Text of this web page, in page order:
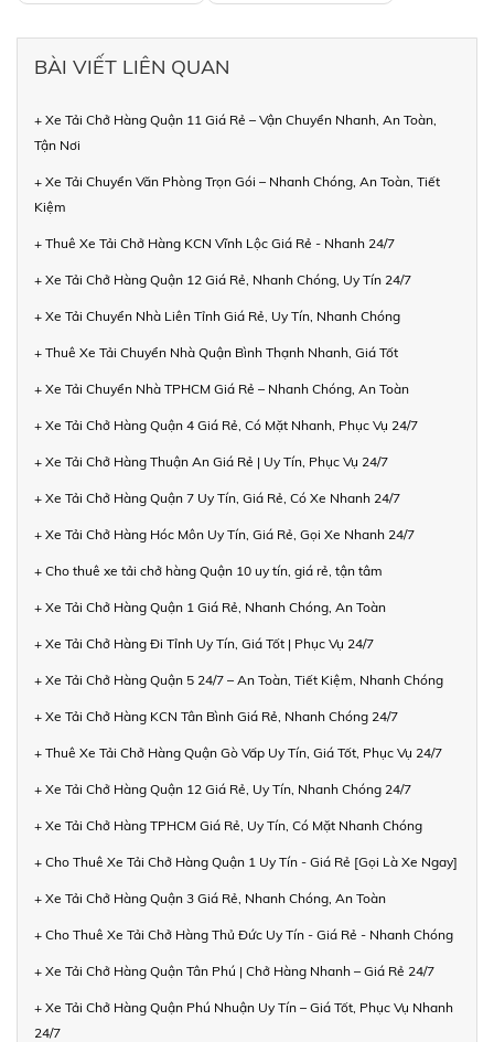
BÀI VIẾT LIÊN QUAN
+ Xe Tải Chở Hàng Quận 11 Giá Rẻ – Vận Chuyển Nhanh, An Toàn,
Tận Nơi
+ Xe Tải Chuyển Văn Phòng Trọn Gói – Nhanh Chóng, An Toàn, Tiết
Kiệm
+ Thuê Xe Tải Chở Hàng KCN Vĩnh Lộc Giá Rẻ - Nhanh 24/7
+ Xe Tải Chở Hàng Quận 12 Giá Rẻ, Nhanh Chóng, Uy Tín 24/7
+ Xe Tải Chuyển Nhà Liên Tỉnh Giá Rẻ, Uy Tín, Nhanh Chóng
+ Thuê Xe Tải Chuyển Nhà Quận Bình Thạnh Nhanh, Giá Tốt
+ Xe Tải Chuyển Nhà TPHCM Giá Rẻ – Nhanh Chóng, An Toàn
+ Xe Tải Chở Hàng Quận 4 Giá Rẻ, Có Mặt Nhanh, Phục Vụ 24/7
+ Xe Tải Chở Hàng Thuận An Giá Rẻ | Uy Tín, Phục Vụ 24/7
+ Xe Tải Chở Hàng Quận 7 Uy Tín, Giá Rẻ, Có Xe Nhanh 24/7
+ Xe Tải Chở Hàng Hóc Môn Uy Tín, Giá Rẻ, Gọi Xe Nhanh 24/7
+ Cho thuê xe tải chở hàng Quận 10 uy tín, giá rẻ, tận tâm
+ Xe Tải Chở Hàng Quận 1 Giá Rẻ, Nhanh Chóng, An Toàn
+ Xe Tải Chở Hàng Đi Tỉnh Uy Tín, Giá Tốt | Phục Vụ 24/7
+ Xe Tải Chở Hàng Quận 5 24/7 – An Toàn, Tiết Kiệm, Nhanh Chóng
+ Xe Tải Chở Hàng KCN Tân Bình Giá Rẻ, Nhanh Chóng 24/7
+ Thuê Xe Tải Chở Hàng Quận Gò Vấp Uy Tín, Giá Tốt, Phục Vụ 24/7
+ Xe Tải Chở Hàng Quận 12 Giá Rẻ, Uy Tín, Nhanh Chóng 24/7
+ Xe Tải Chở Hàng TPHCM Giá Rẻ, Uy Tín, Có Mặt Nhanh Chóng
+ Cho Thuê Xe Tải Chở Hàng Quận 1 Uy Tín - Giá Rẻ [Gọi Là Xe Ngay]
+ Xe Tải Chở Hàng Quận 3 Giá Rẻ, Nhanh Chóng, An Toàn
+ Cho Thuê Xe Tải Chở Hàng Thủ Đức Uy Tín - Giá Rẻ - Nhanh Chóng
+ Xe Tải Chở Hàng Quận Tân Phú | Chở Hàng Nhanh – Giá Rẻ 24/7
+ Xe Tải Chở Hàng Quận Phú Nhuận Uy Tín – Giá Tốt, Phục Vụ Nhanh
24/7